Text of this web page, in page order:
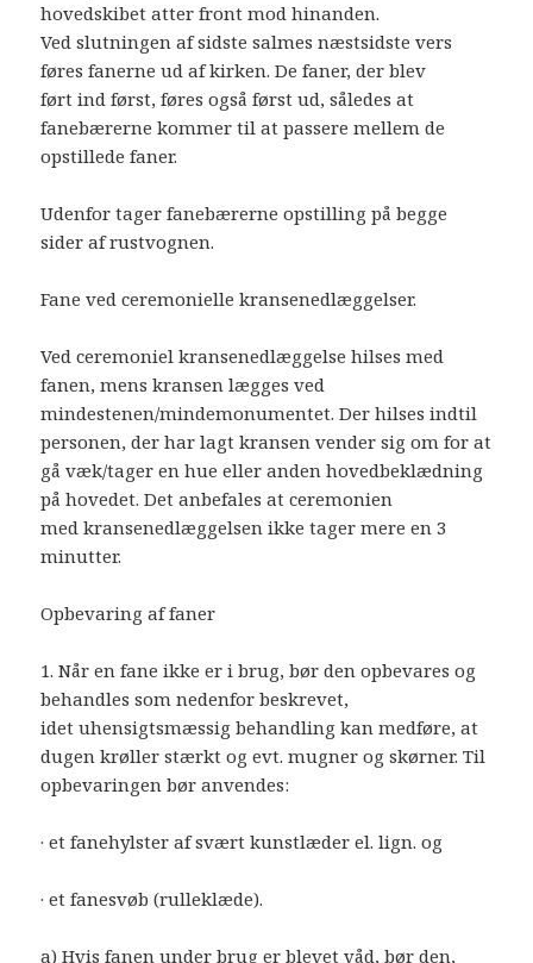
hovedskibet atter front mod hinanden.
Ved slutningen af sidste salmes næstsidste vers
føres fanerne ud af kirken. De faner, der blev
ført ind først, føres også først ud, således at
fanebærerne kommer til at passere mellem de
opstillede faner.
Udenfor tager fanebærerne opstilling på begge
sider af rustvognen.
Fane ved ceremonielle kransenedlæggelser.
Ved ceremoniel kransenedlæggelse hilses med
fanen, mens kransen lægges ved
mindestenen/mindemonumentet. Der hilses indtil
personen, der har lagt kransen vender sig om for at
gå væk/tager en hue eller anden hovedbeklædning
på hovedet. Det anbefales at ceremonien
med kransenedlæggelsen ikke tager mere en 3
minutter.
Opbevaring af faner
1. Når en fane ikke er i brug, bør den opbevares og
behandles som nedenfor beskrevet,
idet uhensigtsmæssig behandling kan medføre, at
dugen krøller stærkt og evt. mugner og skørner. Til
opbevaringen bør anvendes:
· et fanehylster af svært kunstlæder el. lign. og
· et fanesvøb (rulleklæde).
a) Hvis fanen under brug er blevet våd, bør den,